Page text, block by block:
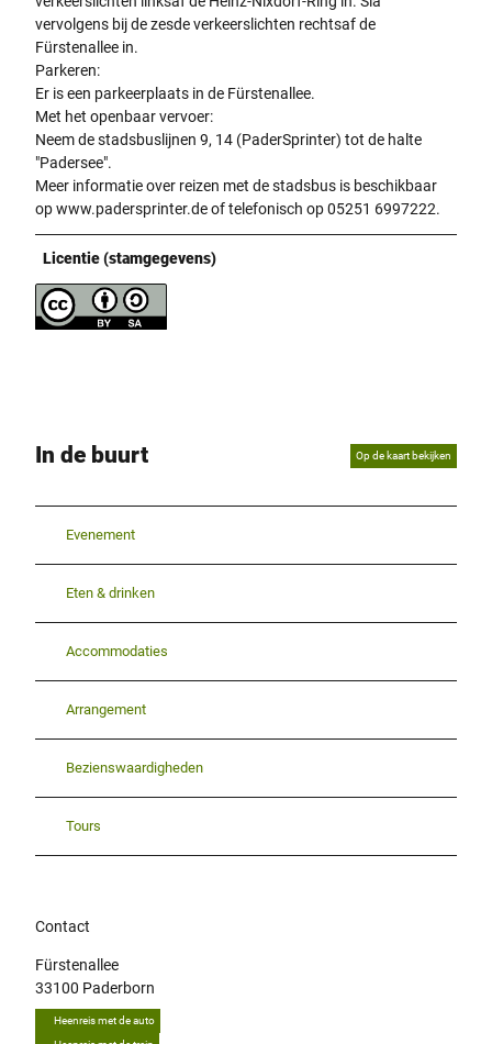
vervolgens bij de zesde verkeerslichten rechtsaf de
Fürstenallee in.
Parkeren:
Er is een parkeerplaats in de Fürstenallee.
Met het openbaar vervoer:
Neem de stadsbuslijnen 9, 14 (PaderSprinter) tot de halte
"Padersee".
Meer informatie over reizen met de stadsbus is beschikbaar
op www.padersprinter.de of telefonisch op 05251 6997222.
Licentie (stamgegevens)
In de buurt Op de kaart bekijken
Evenement
Eten & drinken
Accommodaties
Arrangement
Bezienswaardigheden
Tours
Contact
Fürstenallee
33100 Paderborn
Heenreis met de auto